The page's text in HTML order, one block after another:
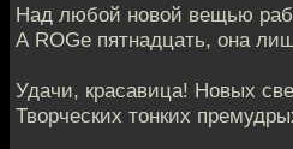
Над любой новой вещью
А ROGе пятнадцать, она
Удачи, красавица! Новых
Творческих тонких